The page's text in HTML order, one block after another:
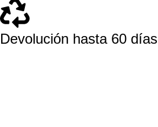
Devolución hasta 60 días